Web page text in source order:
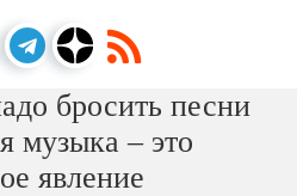
бросить песни
музыка – это
явление